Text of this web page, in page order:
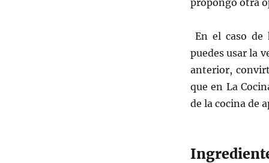
En el caso de
puedes usar la
anterior,
que en La
de la cocina de